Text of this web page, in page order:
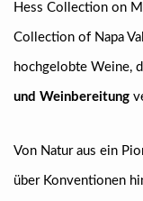
Hess Collection on
Collection of Napa
hochgelobte Weine,
und Weinbereitung
Von Natur aus ein
über Konventionen